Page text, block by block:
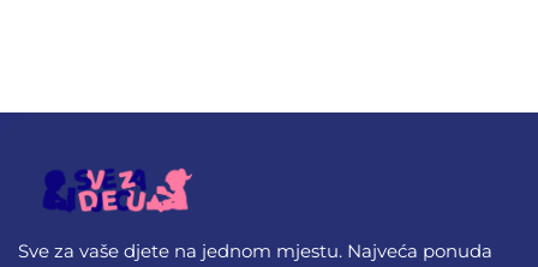
Sve za vaše djete na jednom mjestu. Najveća ponuda